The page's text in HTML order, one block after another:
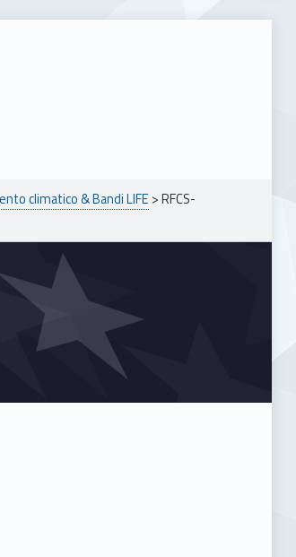
climatico & Bandi LIFE >RFCS-